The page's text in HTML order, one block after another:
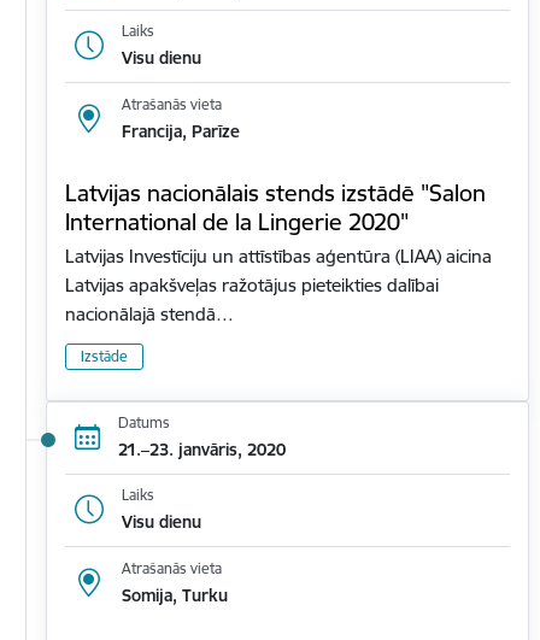
Laiks
Visu dienu
Atrašanās vieta
Francija, Parīze
Latvijas nacionālais stends izstādē "Salon
International de la Lingerie 2020"
Latvijas Investīciju un attīstības aģentūra (LIAA) aicina
Latvijas apakšveļas ražotājus pieteikties dalībai
nacionālajā stendā…
Izstāde
Datums
21.–23. janvāris, 2020
Laiks
Visu dienu
Atrašanās vieta
Somija, Turku